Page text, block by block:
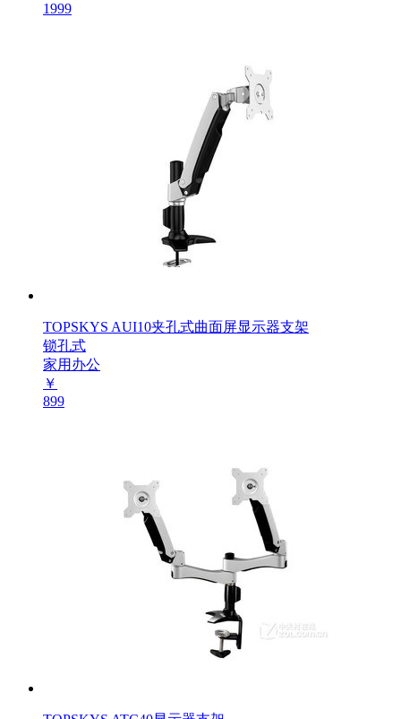
1999
TOPSKYS AUI10夹孔式曲面屏显示器支架
锁孔式
家用办公
￥
899